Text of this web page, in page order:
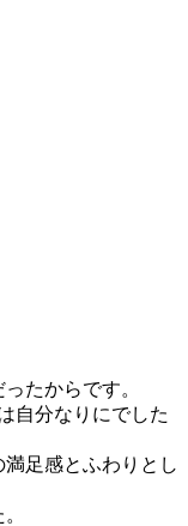
たからです。
自分なりにでした
足感とふわりとし